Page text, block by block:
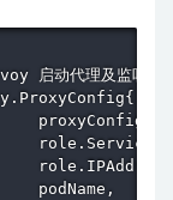
启动代理及监听器
proxyConfig,
podName,